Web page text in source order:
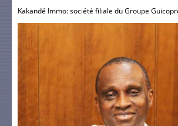
Kakandé Immo: société filiale du Groupe